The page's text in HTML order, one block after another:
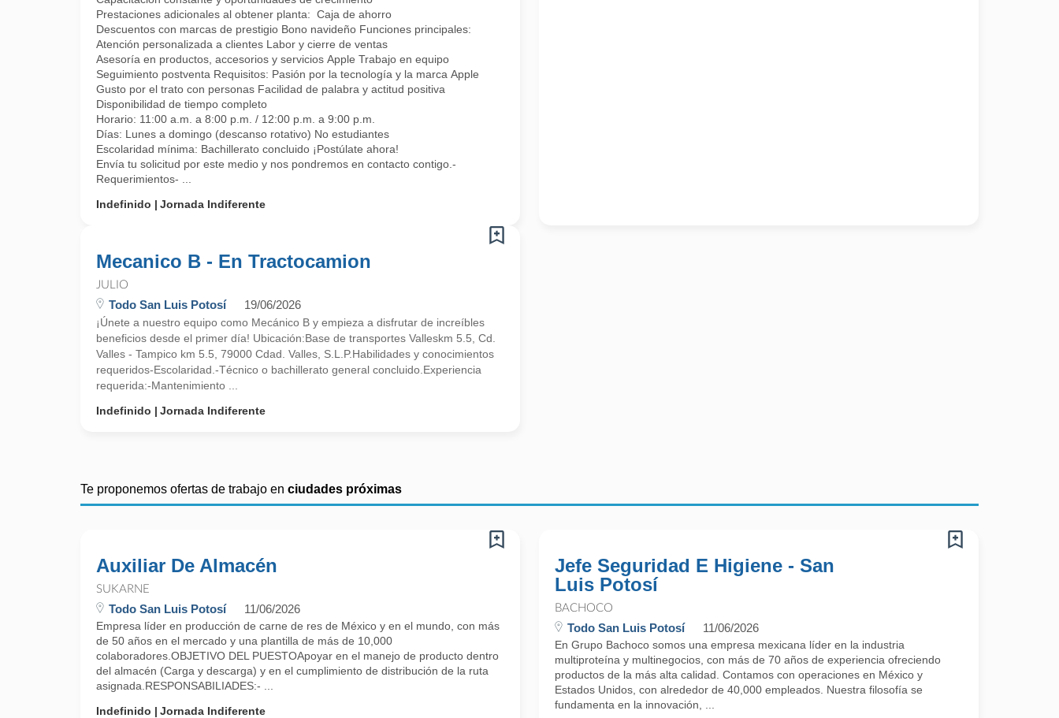
Prestaciones adicionales al obtener planta: Caja de ahorro
Descuentos con marcas de prestigio Bono navideño Funciones principales:
Atención personalizada a clientes Labor y cierre de ventas
Asesoría en productos, accesorios y servicios Apple Trabajo en equipo
Seguimiento postventa Requisitos: Pasión por la tecnología y la marca Apple
Gusto por el trato con personas Facilidad de palabra y actitud positiva
Disponibilidad de tiempo completo
Horario: 11:00 a.m. a 8:00 p.m. / 12:00 p.m. a 9:00 p.m.
Días: Lunes a domingo (descanso rotativo) No estudiantes
Escolaridad mínima: Bachillerato concluido ¡Postúlate ahora!
Envía tu solicitud por este medio y nos pondremos en contacto contigo.-
Requerimientos- ...
Indefinido
Jornada Indiferente
Mecanico B - En Tractocamion
JULIO
Todo San Luis Potosí 19/06/2026
¡Únete a nuestro equipo como Mecánico B y empieza a disfrutar de increíbles
beneficios desde el primer día! Ubicación:Base de transportes Valleskm 5.5, Cd.
Valles - Tampico km 5.5, 79000 Cdad. Valles, S.L.P.Habilidades y conocimientos
requeridos-Escolaridad.-Técnico o bachillerato general concluido.Experiencia
requerida:-Mantenimiento ...
Indefinido
Jornada Indiferente
Te proponemos ofertas de trabajo en ciudades próximas
Auxiliar De Almacén
SUKARNE
Todo San Luis Potosí 11/06/2026
Empresa líder en producción de carne de res de México y en el mundo, con más
de 50 años en el mercado y una plantilla de más de 10,000
colaboradores.OBJETIVO DEL PUESTOApoyar en el manejo de producto dentro
del almacén (Carga y descarga) y en el cumplimiento de distribución de la ruta
asignada.RESPONSABILIADES:- ...
Indefinido
Jornada Indiferente
Jefe Seguridad E Higiene - San
Luis Potosí
BACHOCO
Todo San Luis Potosí 11/06/2026
En Grupo Bachoco somos una empresa mexicana líder en la industria
multiproteína y multinegocios, con más de 70 años de experiencia ofreciendo
productos de la más alta calidad. Contamos con operaciones en México y
Estados Unidos, con alrededor de 40,000 empleados. Nuestra filosofía se
fundamenta en la innovación, ...